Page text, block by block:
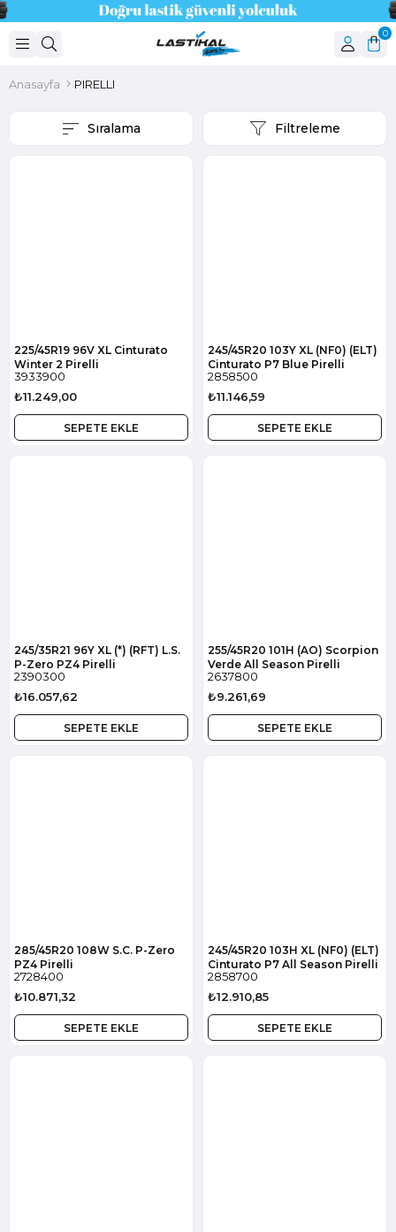
0
Anasayfa PIRELLI
Filtreleme
Sıralama
225/45R19 96V XL Cinturato
Winter 2 Pirelli
3933900
₺11.249,00
SEPETE EKLE
245/45R20 103Y XL (NF0) (ELT)
Cinturato P7 Blue Pirelli
2858500
₺11.146,59
SEPETE EKLE
245/35R21 96Y XL (*) (RFT) L.S.
P-Zero PZ4 Pirelli
2390300
₺16.057,62
SEPETE EKLE
255/45R20 101H (AO) Scorpion
Verde All Season Pirelli
2637800
₺9.261,69
SEPETE EKLE
285/45R20 108W S.C. P-Zero
PZ4 Pirelli
2728400
₺10.871,32
SEPETE EKLE
245/45R20 103H XL (NF0) (ELT)
Cinturato P7 All Season Pirelli
2858700
₺12.910,85
SEPETE EKLE